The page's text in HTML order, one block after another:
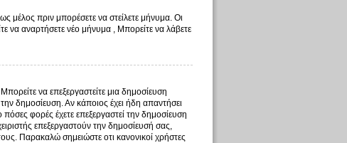
μέλος πριν μπορέσετε να στείλετε μήνυμα. Οι
να αναρτήσετε νέο μήνυμα , Μπορείτε να λάβετε
να επεξεργαστείτε μια δημοσίευση
δημοσίευση. Αν κάποιος έχει ήδη απαντήσει
φορές έχετε επεξεργαστεί την δημοσίευση
επεξεργαστούν την δημοσίευσή σας,
Παρακαλώ σημειώστε οτι κανονικοί χρήστες